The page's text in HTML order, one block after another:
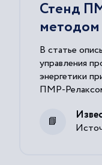
Стенд
В статье
управления
энергетики
ПМР-
коническом